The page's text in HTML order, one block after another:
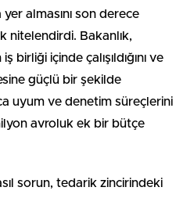
almasını son derece
nitelendirdi. Bakanlık,
birliği içinde çalışıldığını ve
güçlü bir şekilde
uyum ve denetim süreçlerini
avroluk ek bir bütçe
sorun, tedarik zincirindeki